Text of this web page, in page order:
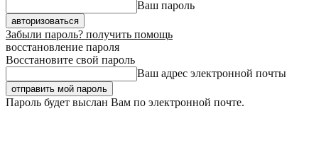
Ваш пароль
Забыли пароль? получить помощь
восстановление пароля
Восстановите свой пароль
Ваш адрес электронной почты
Пароль будет выслан Вам по электронной почте.